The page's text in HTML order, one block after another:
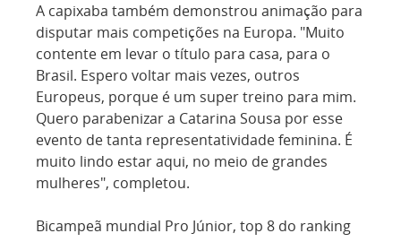
A capixaba também demonstrou animação para
disputar mais competições na Europa. "Muito
contente em levar o título para casa, para o
Brasil. Espero voltar mais vezes, outros
Europeus, porque é um super treino para mim.
Quero parabenizar a Catarina Sousa por esse
evento de tanta representatividade feminina. É
muito lindo estar aqui, no meio de grandes
mulheres", completou.
Bicampeã mundial Pro Júnior, top 8 do ranking